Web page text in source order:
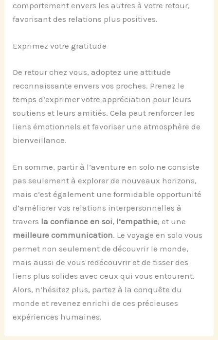
comportement envers les autres à votre retour,
favorisant des relations plus positives.
Exprimez votre gratitude
De retour chez vous, adoptez une attitude
reconnaissante envers vos proches. Prenez le
temps d’exprimer votre appréciation pour leurs
soutiens et leurs amitiés. Cela peut renforcer les
liens émotionnels et favoriser une atmosphère de
bienveillance.
En somme, partir à l’aventure en solo ne consiste
pas seulement à explorer de nouveaux horizons,
mais c’est également une formidable opportunité
d’améliorer vos relations interpersonnelles à
travers la confiance en soi, l’empathie, et une
meilleure communication. Le voyage en solo vous
permet non seulement de découvrir le monde,
mais aussi de vous redécouvrir et de tisser des
liens plus solides avec ceux qui vous entourent.
Alors, n’hésitez plus, partez à la conquête du
monde et revenez enrichi de ces précieuses
expériences humaines.